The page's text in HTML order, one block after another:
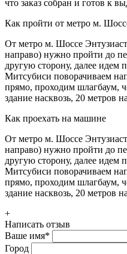
что заказ собран и готов к
Как пройти от метро м.
От метро м. Шоссе
направо) нужно пройти до
другую сторону, далее идем
Митсубиси поворачиваем
прямо, проходим шлагбаум,
здание насквозь, 20 метров
Как проехать на машине
От метро м. Шоссе
направо) нужно пройти до
другую сторону, далее идем
Митсубиси поворачиваем
прямо, проходим шлагбаум,
здание насквозь, 20 метров
+
Написать отзыв
Ваше имя*
Город